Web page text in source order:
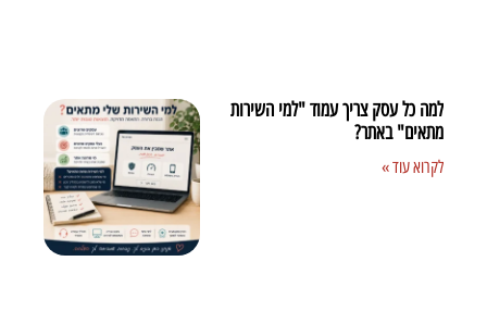
למה כל עסק צריך עמוד "למי השירות
מתאים" באתר?
לקרוא עוד »